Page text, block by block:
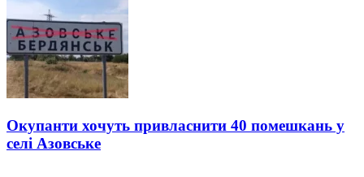
Окупанти хочуть привласнити 40 помешкань у
селі Азовське